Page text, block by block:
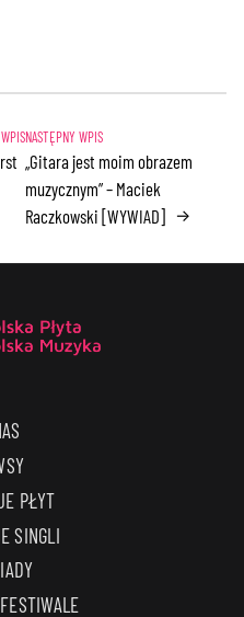
„Gitara jest moim obrazem
muzycznym” – Maciek
Raczkowski [WYWIAD] →
PŁYT
SINGLI